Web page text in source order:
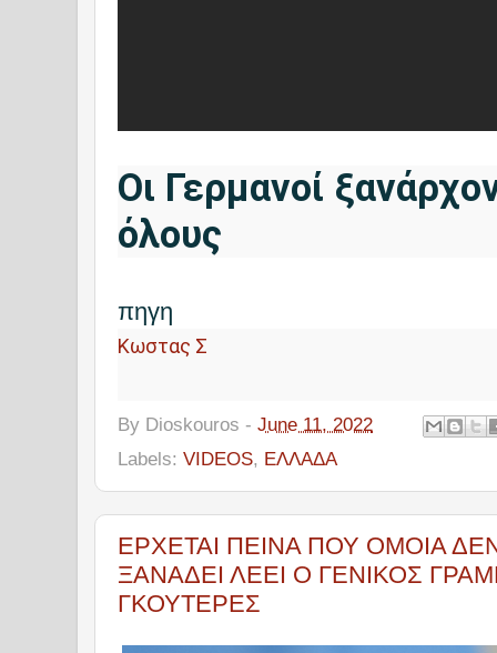
Οι Γερμανοί
όλους
πηγη
Κωστας Σ
By Dioskouros - June 11, 2022
Labels: VIDEOS, ΕΛΛΑΔΑ
ΕΡΧΕΤΑΙ ΠΕΙΝΑ ΠΟΥ ΟΜΟΙΑ
ΞΑΝΑΔΕΙ ΛΕΕΙ Ο ΓΕΝΙΚΟΣ
ΓΚΟΥΤΕΡΕΣ